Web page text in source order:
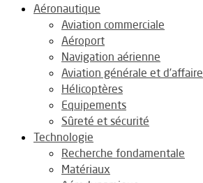
Aéronautique
Aviation commerciale
Aéroport
Navigation aérienne
Aviation générale et d’affaire
Hélicoptères
Equipements
Sûreté et sécurité
Technologie
Recherche fondamentale
Matériaux